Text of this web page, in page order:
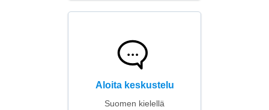
Aloita keskustelu
Suomen kielellä